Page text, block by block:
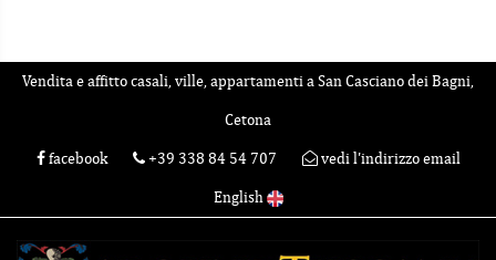
Vendita e affitto casali, ville, appartamenti a San Casciano dei Bagni,
Cetona
facebook +39 338 84 54 707 vedi l'indirizzo email
English